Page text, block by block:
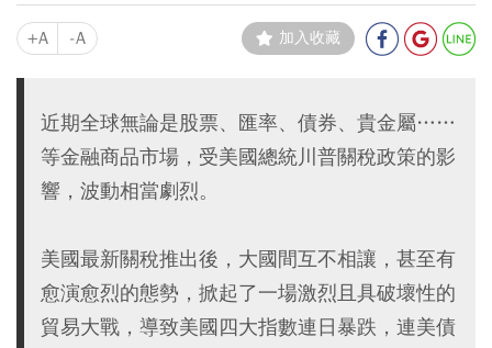
+A -A 加入收藏
近期全球無論是股票、匯率、債券、貴金屬……
等金融商品市場，受美國總統川普關稅政策的影
響，波動相當劇烈。
美國最新關稅推出後，大國間互不相讓，甚至有
愈演愈烈的態勢，掀起了一場激烈且具破壞性的
貿易大戰，導致美國四大指數連日暴跌，連美債